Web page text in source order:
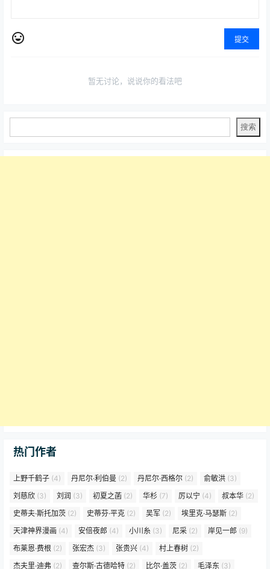
提交
暂无讨论，说说你的看法吧
热门作者
上野千鹤子 (4) 丹尼尔·利伯曼 (2) 丹尼尔·西格尔 (2) 俞敏洪 (3)
刘慈欣 (3) 刘润 (3) 初夏之菡 (2) 华杉 (7) 厉以宁 (4) 叔本华 (2)
史蒂夫·斯托加茨 (2) 史蒂芬·平克 (2) 吴军 (2) 埃里克·马瑟斯 (2)
天津神界漫画 (4) 安倍夜郎 (4) 小川糸 (3) 尼采 (2) 岸见一郎 (9)
布莱恩·费根 (2) 张宏杰 (3) 张贵兴 (4) 村上春树 (2)
杰夫里·迪弗 (2) 查尔斯·古德哈特 (2) 比尔·盖茨 (2) 毛泽东 (3)